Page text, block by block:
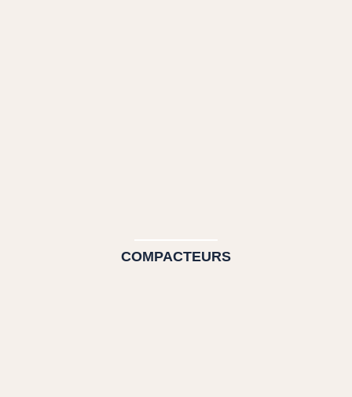
COMPACTEURS